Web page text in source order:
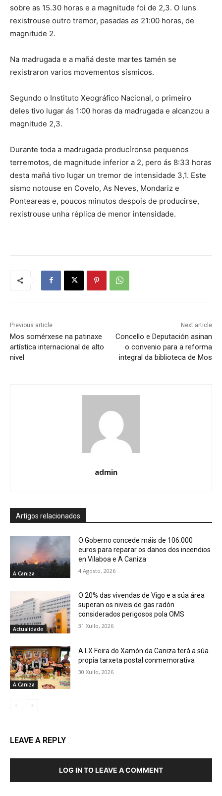
sobre as 15.30 horas e a magnitude foi de 2,3. O luns
rexistrouse outro tremor, pasadas as 21:00 horas, de
magnitude 2.
Na madrugada e a mañá deste martes tamén se
rexistraron varios movementos sísmicos.
Segundo o Instituto Xeográfico Nacional, o primeiro
deles tivo lugar ás 1:00 horas da madrugada e alcanzou a
magnitude 2,3.
Durante toda a madrugada producíronse pequenos
terremotos, de magnitude inferior a 2, pero ás 8:33 horas
desta mañá tivo lugar un tremor de intensidade 3,1. Este
sismo notouse en Covelo, As Neves, Mondariz e
Ponteareas e, poucos minutos despois de producirse,
rexistrouse unha réplica de menor intensidade.
Previous article
Mos somérxese na patinaxe
artística internacional de alto
nivel
Next article
Concello e Deputación asinan
o convenio para a reforma
integral da biblioteca de Mos
admin
Artigos relacionados
A Caniza
O Goberno concede máis de 106.000
euros para reparar os danos dos incendios
en Vilaboa e A Caniza
4 Agosto, 2026
Actualidade
O 20% das vivendas de Vigo e a súa área
superan os niveis de gas radón
considerados perigosos pola OMS
31 Xullo, 2026
A Caniza
A LX Feira do Xamón da Caniza terá a súa
propia tarxeta postal conmemorativa
30 Xullo, 2026
LEAVE A REPLY
LOG IN TO LEAVE A COMMENT